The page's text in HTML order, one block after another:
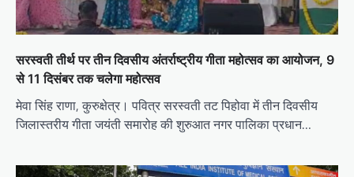
सरस्वती तीर्थ पर तीन दिवसीय अंतर्राष्ट्रीय गीता महोत्सव का आयोजन, 9
से 11 दिसंबर तक चलेगा महोत्सव
मेवा सिंह राणा, कुरुक्षेत्र। पवित्र सरस्वती तट पिहोवा में तीन दिवसीय
जिलास्तरीय गीता जयंती समारोह की शुरुआत नगर पालिका प्रधान…